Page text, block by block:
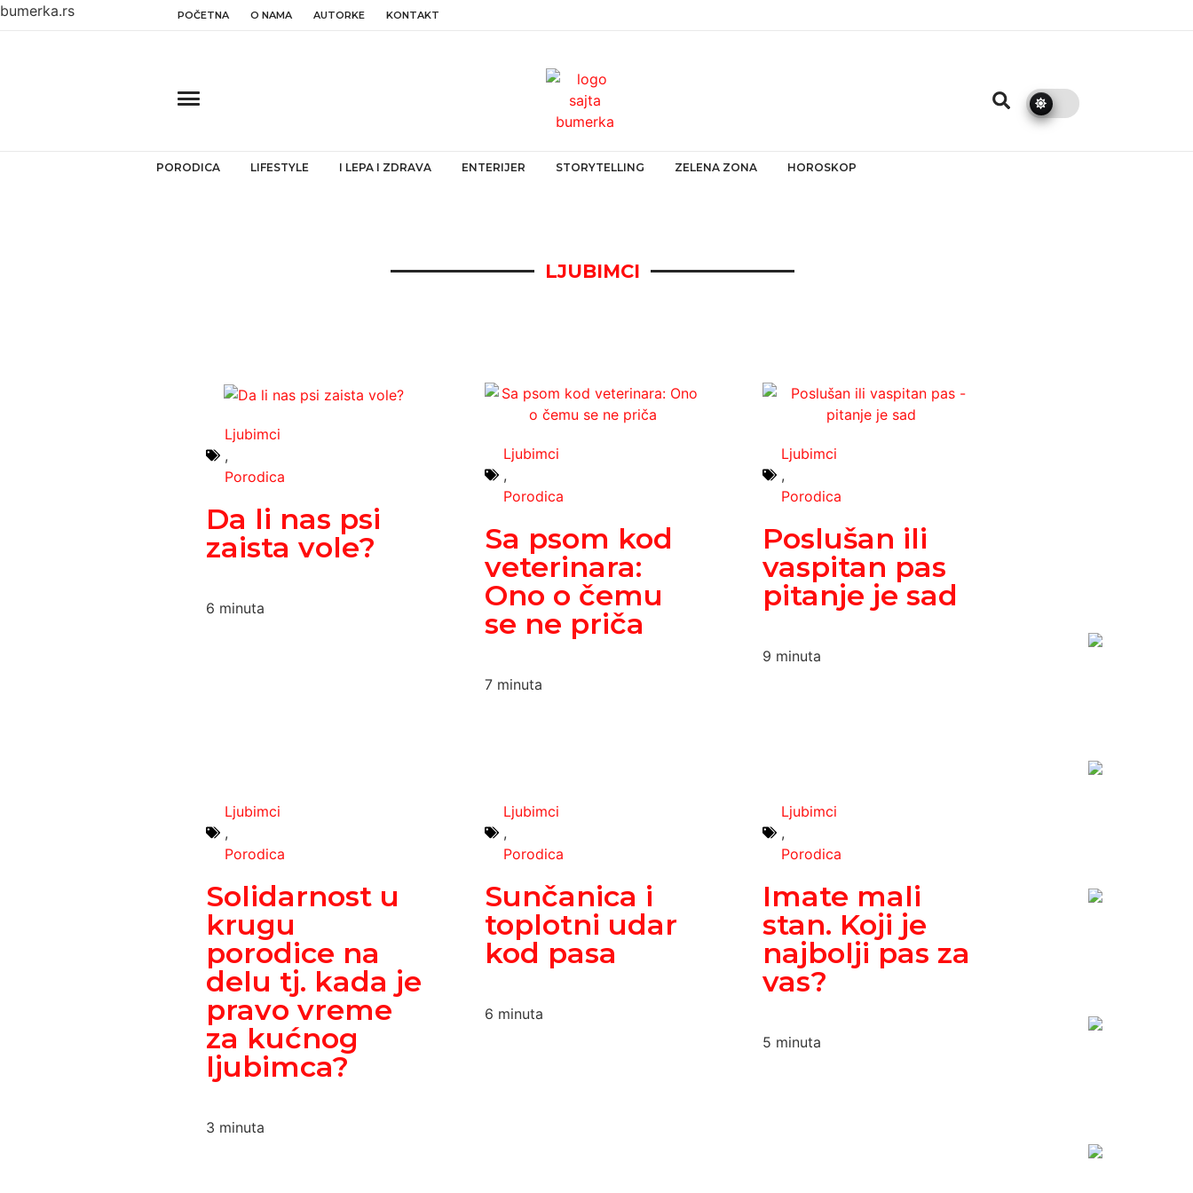
bumerka.rs POČETNA O NAMA AUTORKE KONTAKT
PORODICA LIFESTYLE I LEPA I ZDRAVA ENTERIJER STORYTELLING ZELENA ZONA HOROSKOP
LJUBIMCI
Ljubimci
,
Porodica
Da li nas psi
zaista vole?
6 minuta
Ljubimci
,
Porodica
Sa psom kod
veterinara:
Ono o čemu
se ne priča
7 minuta
Ljubimci
,
Porodica
Poslušan ili
vaspitan pas
pitanje je sad
9 minuta
Ljubimci
,
Porodica
Solidarnost u
krugu
porodice na
delu tj. kada je
pravo vreme
za kućnog
ljubimca?
3 minuta
Ljubimci
,
Porodica
Sunčanica i
toplotni udar
kod pasa
6 minuta
Ljubimci
,
Porodica
Imate mali
stan. Koji je
najbolji pas za
vas?
5 minuta